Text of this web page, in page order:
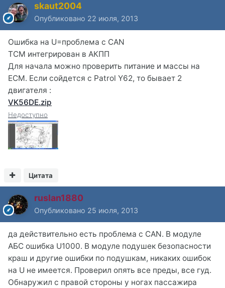
skaut2004
Опубликовано 22 июля, 2013
Ошибка на U=проблема с CAN
ТСМ интегрирован в АКПП
Для начала можно проверить питание и массы на
ЕСМ. Если сойдется с Patrol Y62, то бывает 2
двигателя :
VK56DE.zip
Недоступно
Цитата
ruslan1880
Опубликовано 25 июля, 2013
да действительно есть проблема с CAN. В модуле
АБС ошибка U1000. В модуле подушек безопасности
краш и другие ошибки по подушкам, никаких ошибок
на U не имеется. Проверил опять все преды, все гуд.
Обнаружил с правой стороны у ногах пассажира